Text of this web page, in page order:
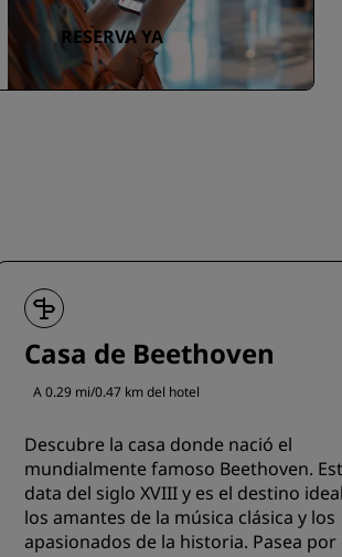
RESERVA YA
Casa de Beethoven
A 0.29 mi/0.47 km del hotel
Descubre la casa donde nació el
mundialmente famoso Beethoven.
data del siglo XVIII y es el destino
los amantes de la música clásica y los
apasionados de la historia. Pasea por